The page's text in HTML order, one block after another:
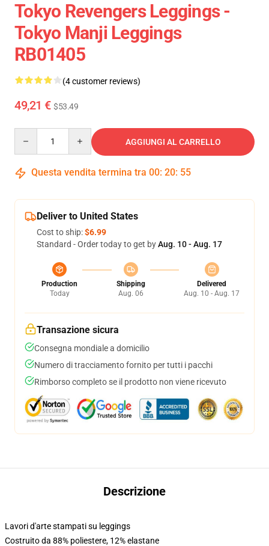
Tokyo Revengers Leggings -
Tokyo Manji Leggings
RB01405
(4 customer reviews)
49,21 € $53.49
AGGIUNGI AL CARRELLO
Questa vendita termina tra 00: 20: 54
Deliver to United States
Cost to ship:$6.99
Standard - Order today to get byAug. 10 - Aug. 17
Production
Today
Shipping
Aug. 06
Delivered
Aug. 10 - Aug. 17
Transazione sicura
Consegna mondiale a domicilio
Numero di tracciamento fornito per tutti i pacchi
Rimborso completo se il prodotto non viene ricevuto
Descrizione
Lavori d'arte stampati su leggings
Costruito da 88% poliestere, 12% elastane